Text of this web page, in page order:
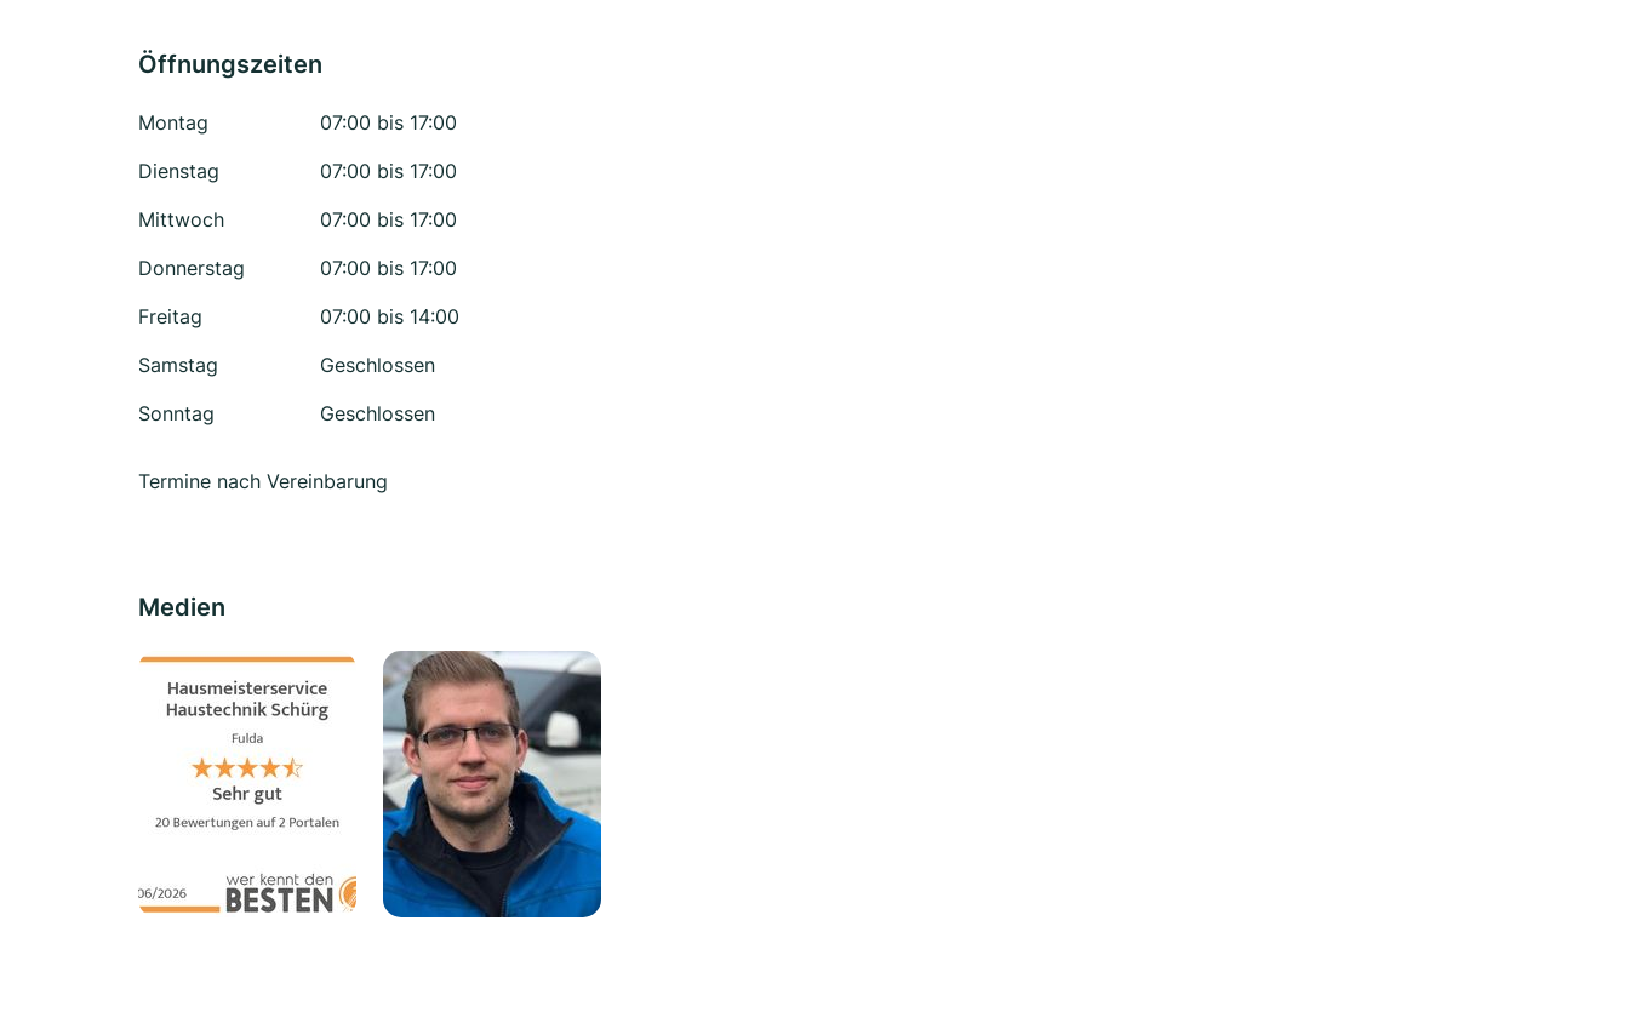
Öffnungszeiten
Montag
07:00 bis 17:00
Dienstag
07:00 bis 17:00
Mittwoch
07:00 bis 17:00
Donnerstag
07:00 bis 17:00
Freitag
07:00 bis 14:00
Samstag
Geschlossen
Sonntag
Geschlossen
Termine nach Vereinbarung
Medien